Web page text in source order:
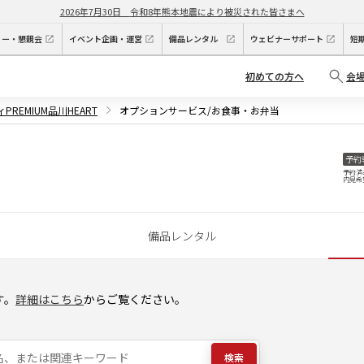
2026年7月30日 令和8年熊本地震により被災された皆さまへ
・懇親会 イベント企画・運営 備品レンタル ウェビナーサポート 短
初めての方へ 会
品川HEART オプションサービス/お食事・お弁当
予約
予約済
内見
備品レンタル
詳細はこちらからご覧ください。
検索